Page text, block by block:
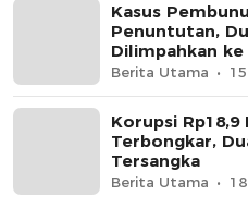
Kasus
Penuntutan,
Dilimpahkan ke
Berita Utama
Korupsi
Terbongkar,
Tersangka
Berita Utama